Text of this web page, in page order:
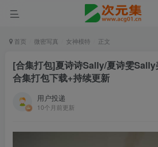
首页 微密写真 女神模特 正文
[合集打包]夏诗诗Sally/夏诗雯Sally
合集打包下载+持续更新
用户投递
10个月前更新